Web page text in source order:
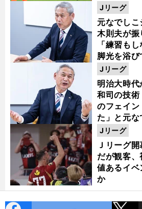
元なでしこ
木則夫が
「練習も
脚光を浴
い４年間で
Jリーグ
明治大時
和司の技
のフェイン
た」と元
督・佐々木
Jリーグ
Ｊリーグ
だが観客
値あるイベ
か
Jリーグ